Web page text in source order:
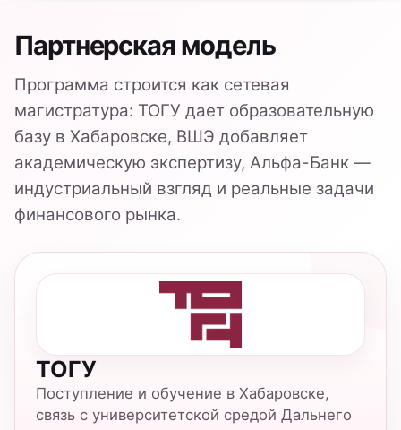
ТОГУ
Поступление и обучение в Хабаровске,
связь с университетской средой Дальнего
Востока.
НИУ ВШЭ
Академическая экспертиза сетевой
магистратуры «Финансовые технологии».